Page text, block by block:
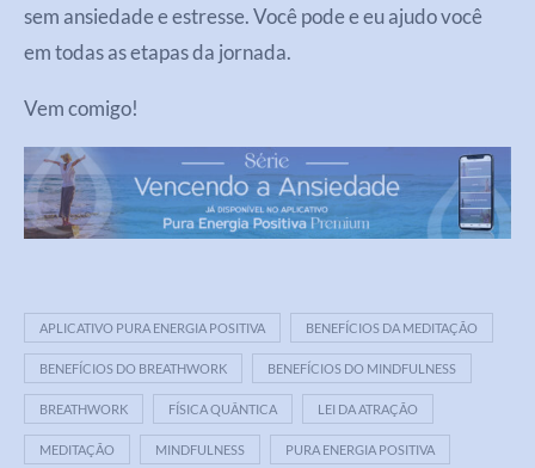
sem ansiedade e estresse. Você pode e eu ajudo você
em todas as etapas da jornada.
Vem comigo!
APLICATIVO PURA ENERGIA POSITIVA BENEFÍCIOS DA MEDITAÇÃO
BENEFÍCIOS DO BREATHWORK BENEFÍCIOS DO MINDFULNESS
BREATHWORK FÍSICA QUÂNTICA LEI DA ATRAÇÃO
MEDITAÇÃO MINDFULNESS PURA ENERGIA POSITIVA